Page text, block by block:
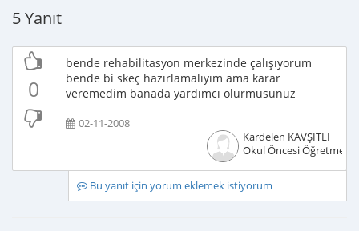
5 Yanıt
0
bende rehabilitasyon merkezinde çalışıyorum
bende bi skeç hazırlamalıyım ama karar
veremedim banada yardımcı olurmusunuz
02-11-2008
Kardelen KAVŞITLI
Okul Öncesi Öğretmeni
Bu yanıt için yorum eklemek istiyorum